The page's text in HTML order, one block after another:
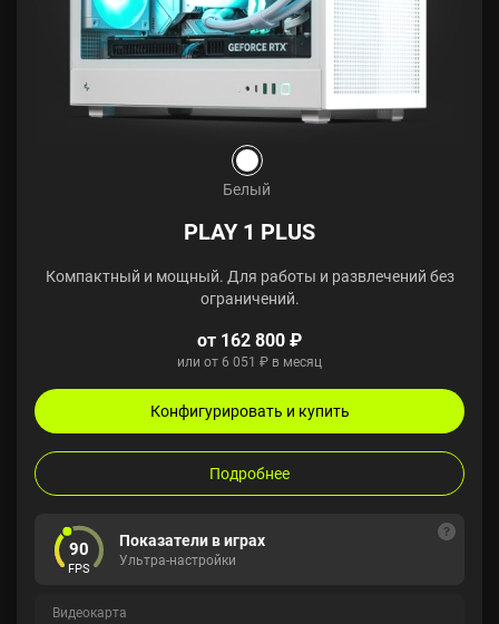
Белый
PLAY 1 PLUS
Компактный и мощный. Для работы и развлечений без
ограничений.
от 162 800 ₽
или от 6 051 ₽ в месяц
Конфигурировать и купить
Подробнее
90
FPS
Показатели в играх
Ультра-настройки
Видеокарта